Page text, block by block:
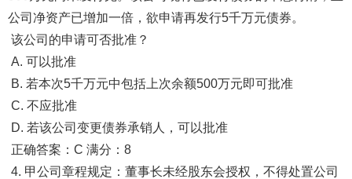
公司净资产已增加一倍，欲申请再发行5千万元债券。
该公司的申请可否批准？
A. 可以批准
B. 若本次5千万元中包括上次余额500万元即可批准
C. 不应批准
D. 若该公司变更债券承销人，可以批准
正确答案：C 满分：8
4. 甲公司章程规定：董事长未经股东会授权，不得处置公司